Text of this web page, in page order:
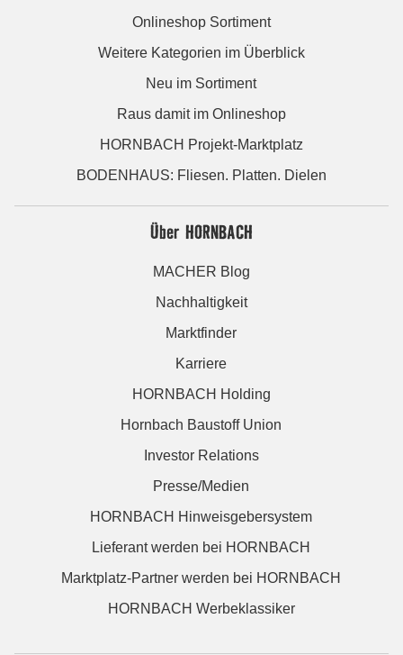
Onlineshop Sortiment
Weitere Kategorien im Überblick
Neu im Sortiment
Raus damit im Onlineshop
HORNBACH Projekt-Marktplatz
BODENHAUS: Fliesen. Platten. Dielen
Über HORNBACH
MACHER Blog
Nachhaltigkeit
Marktfinder
Karriere
HORNBACH Holding
Hornbach Baustoff Union
Investor Relations
Presse/Medien
HORNBACH Hinweisgebersystem
Lieferant werden bei HORNBACH
Marktplatz-Partner werden bei HORNBACH
HORNBACH Werbeklassiker